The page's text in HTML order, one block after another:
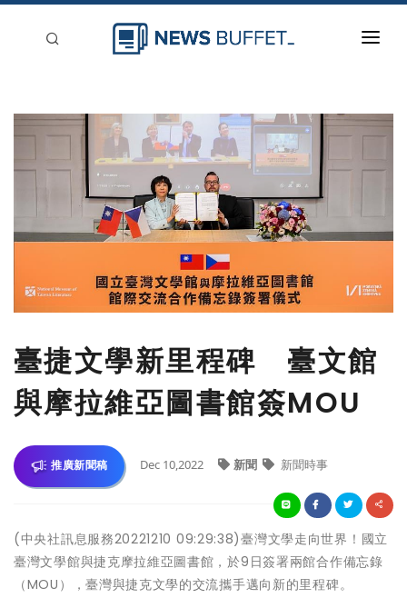
新聞稿分類
登入
臺捷文學新里程碑 臺文館
與摩拉維亞圖書館簽MOU
推廣新聞稿 Dec 10,2022 新聞 新聞時事
(中央社訊息服務20221210 09:29:38)臺灣文學走向世界！國立
臺灣文學館與捷克摩拉維亞圖書館，於9日簽署兩館合作備忘錄
（MOU），臺灣與捷克文學的交流攜手邁向新的里程碑。